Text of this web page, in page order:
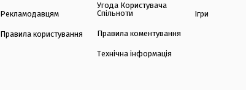
Рекламодавцям
Правила користування
Угода Користувача
Спільноти
Правила коментування
Технічна інформація
Ігри